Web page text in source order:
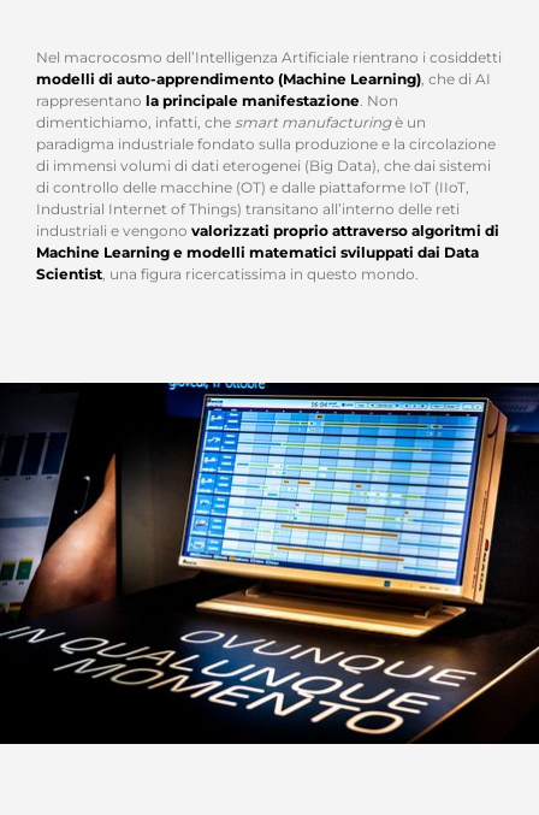
Nel macrocosmo dell’Intelligenza Artificiale rientrano i cosiddetti
modelli di auto-apprendimento (Machine Learning), che di AI
rappresentano la principale manifestazione. Non
dimentichiamo, infatti, che smart manufacturingè un
paradigma industriale fondato sulla produzione e la circolazione
di immensi volumi di dati eterogenei (Big Data), che dai sistemi
di controllo delle macchine (OT) e dalle piattaforme IoT (IIoT,
Industrial Internet of Things) transitano all’interno delle reti
industriali e vengono valorizzati proprio attraverso algoritmi di
Machine Learning e modelli matematici sviluppati dai Data
Scientist, una figura ricercatissima in questo mondo.